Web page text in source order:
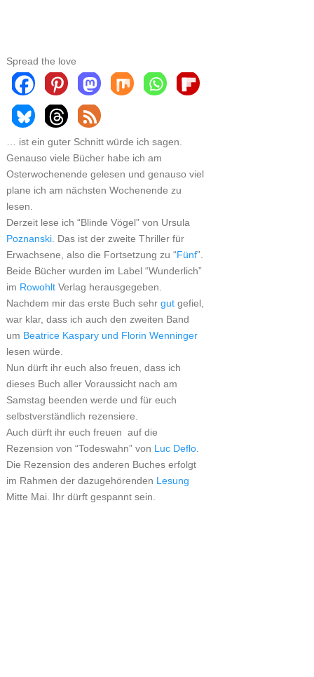
Spread the love
… ist ein guter Schnitt würde ich sagen.
Genauso viele Bücher habe ich am
Osterwochenende gelesen und genauso viel
plane ich am nächsten Wochenende zu
lesen.
Derzeit lese ich “Blinde Vögel” von Ursula
Poznanski. Das ist der zweite Thriller für
Erwachsene, also die Fortsetzung zu “Fünf”.
Beide Bücher wurden im Label “Wunderlich”
im RowohltVerlag herausgegeben.
Nachdem mir das erste Buch sehr gutgefiel,
war klar, dass ich auch den zweiten Band
um Beatrice Kaspary und Florin Wenninger
lesen würde.
Nun dürft ihr euch also freuen, dass ich
dieses Buch aller Voraussicht nach am
Samstag beenden werde und für euch
selbstverständlich rezensiere.
Auch dürft ihr euch freuen auf die
Rezension von “Todeswahn” von Luc Deflo.
Die Rezension des anderen Buches erfolgt
im Rahmen der dazugehörenden Lesung
Mitte Mai. Ihr dürft gespannt sein.